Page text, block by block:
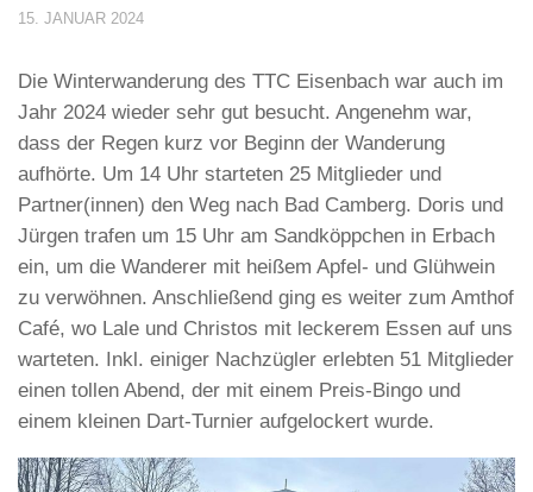
15. JANUAR 2024
Die Winterwanderung des TTC Eisenbach war auch im
Jahr 2024 wieder sehr gut besucht. Angenehm war,
dass der Regen kurz vor Beginn der Wanderung
aufhörte. Um 14 Uhr starteten 25 Mitglieder und
Partner(innen) den Weg nach Bad Camberg. Doris und
Jürgen trafen um 15 Uhr am Sandköppchen in Erbach
ein, um die Wanderer mit heißem Apfel- und Glühwein
zu verwöhnen. Anschließend ging es weiter zum Amthof
Café, wo Lale und Christos mit leckerem Essen auf uns
warteten. Inkl. einiger Nachzügler erlebten 51 Mitglieder
einen tollen Abend, der mit einem Preis-Bingo und
einem kleinen Dart-Turnier aufgelockert wurde.